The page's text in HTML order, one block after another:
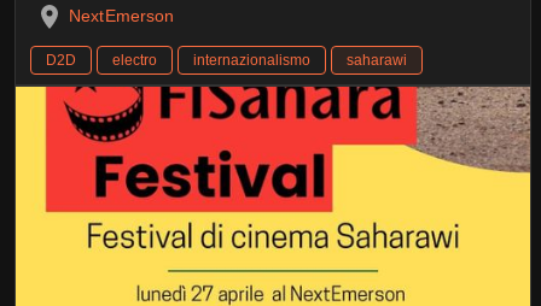
NextEmerson
D2D electro internazionalismo saharawi